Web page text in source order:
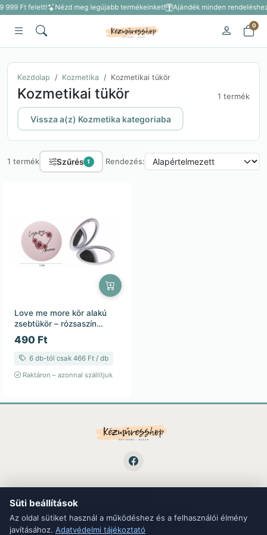
999 Ft felett! Nézd meg legújabb termékeinket! Ajándék minden
0
Kezdolap Kozmetika Kozmetikai tükör
Kozmetikai tükör 1 termék
Vissza a(z) Kozmetika kategoriaba
1 termék Szűrés 1 Rendezés:
Love me more kör alakú
zsebtükör – rózsaszín
virágmintás / 7,5 cm
490 Ft
6 db-tól csak 466 Ft / db
Raktáron – azonnal szállítjuk
ÁSZFAdatvédelemKapcsolatBlog
Süti beállítások
Az oldal sütiket használ a működéshez és a felhasználói élmény
javításához. Adatvédelmi tájékoztató